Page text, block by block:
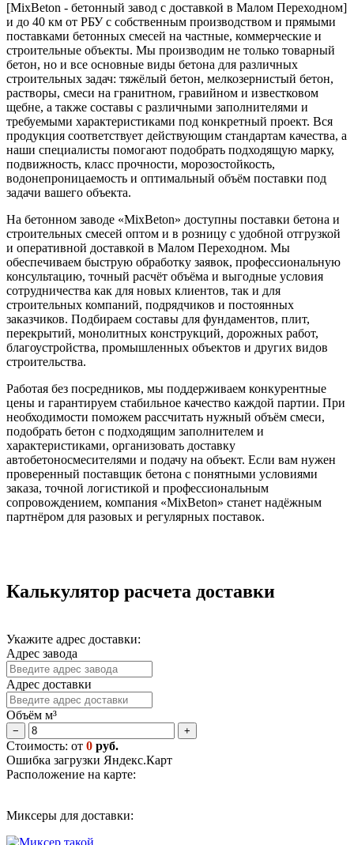
[MixBeton - бетонный завод с доставкой в Малом Переходном]
и до 40 км от РБУ с собственным производством и прямыми
поставками бетонных смесей на частные, коммерческие и
строительные объекты. Мы производим не только товарный
бетон, но и все основные виды бетона для различных
строительных задач: тяжёлый бетон, мелкозернистый бетон,
растворы, смеси на гранитном, гравийном и известковом
щебне, а также составы с различными заполнителями и
требуемыми характеристиками под конкретный проект. Вся
продукция соответствует действующим стандартам качества, а
наши специалисты помогают подобрать подходящую марку,
подвижность, класс прочности, морозостойкость,
водонепроницаемость и оптимальный объём поставки под
задачи вашего объекта.
На бетонном заводе «MixBeton» доступны поставки бетона и
строительных смесей оптом и в розницу с удобной отгрузкой
и оперативной доставкой в Малом Переходном. Мы
обеспечиваем быструю обработку заявок, профессиональную
консультацию, точный расчёт объёма и выгодные условия
сотрудничества как для новых клиентов, так и для
строительных компаний, подрядчиков и постоянных
заказчиков. Подбираем составы для фундаментов, плит,
перекрытий, монолитных конструкций, дорожных работ,
благоустройства, промышленных объектов и других видов
строительства.
Работая без посредников, мы поддерживаем конкурентные
цены и гарантируем стабильное качество каждой партии. При
необходимости поможем рассчитать нужный объём смеси,
подобрать бетон с подходящим заполнителем и
характеристиками, организовать доставку
автобетоносмесителями и подачу на объект. Если вам нужен
проверенный поставщик бетона с понятными условиями
заказа, точной логистикой и профессиональным
сопровождением, компания «MixBeton» станет надёжным
партнёром для разовых и регулярных поставок.
Калькулятор расчета доставки
Укажите адрес доставки:
Адрес завода
Адрес доставки
Объём м³
− +
Стоимость: от 0 руб.
Ошибка загрузки Яндекс.Карт
Расположение на карте:
Миксеры для доставки: